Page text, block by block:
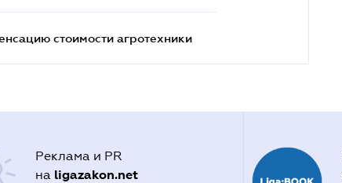
стоимости агротехники
Реклама и PR
на ligazakon.net